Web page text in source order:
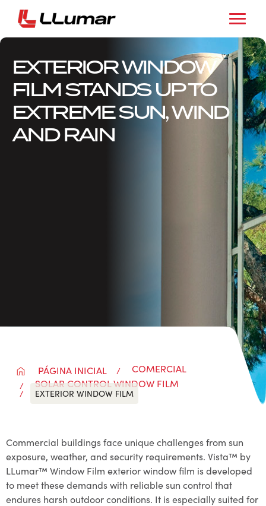
EXTERIOR WINDOW
FILM STANDS UP TO
EXTREME SUN, WIND
AND RAIN
PÁGINA INICIAL
COMERCIAL
SOLAR CONTROL WINDOW FILM
EXTERIOR WINDOW FILM
Commercial buildings face unique challenges from sun
exposure, weather, and security requirements. Vista™ by
LLumar™ Window Film exterior window film is developed
to meet these demands with reliable sun control that
endures harsh outdoor conditions. It is especially suited for